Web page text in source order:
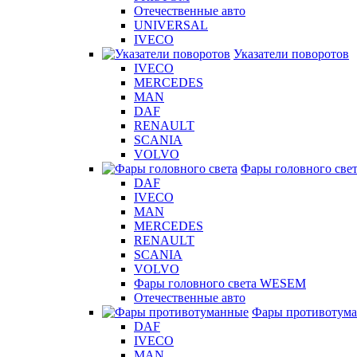
Отечественные авто
UNIVERSAL
IVECO
Указатели поворотов
IVECO
MERCEDES
MAN
DAF
RENAULT
SCANIA
VOLVO
Фары головного
DAF
IVECO
MAN
MERCEDES
RENAULT
SCANIA
VOLVO
Фары головного света WESEM
Отечественные авто
Фары
DAF
IVECO